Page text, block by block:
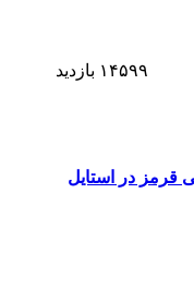
۱۴۵۹۹ بازدید